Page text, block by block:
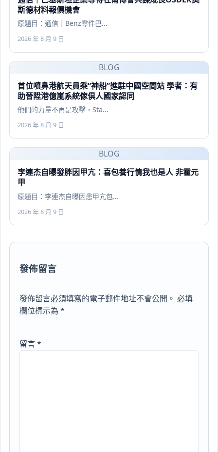
斯德材料報價機會
原題目：通信｜Benz零件巴...
2026 年 8 月 9 日
BLOG
首位噴鼻港航天員乘“神船”進駐中國空間站 學者：有
助晉陞港億嵐系統傢俱人國家認同
他們的力量不再是攻擊，Sta...
2026 年 8 月 9 日
BLOG
李連杰自曝發胖因甲亢：喜包養行情我也是人 非霍元
甲
原題目：李連杰自曝因患甲亢包...
2026 年 8 月 9 日
發佈留言
發佈留言必須填寫的電子郵件地址不會公開。 必填
欄位標示為*
留言*